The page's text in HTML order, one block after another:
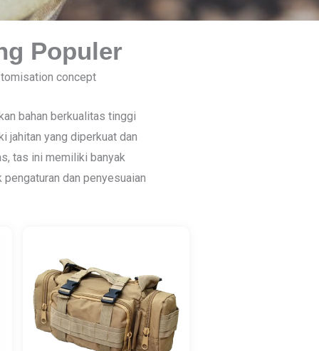
Populer
concept
bahan berkualitas tinggi
jahitan yang diperkuat dan
tas ini memiliki banyak
dan penyesuaian